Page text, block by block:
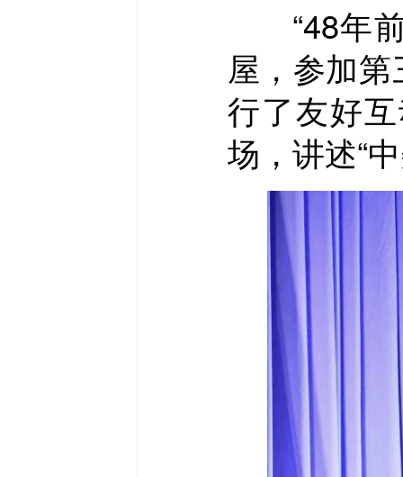
“48年前
屋，参加
行了友好
场，讲述“